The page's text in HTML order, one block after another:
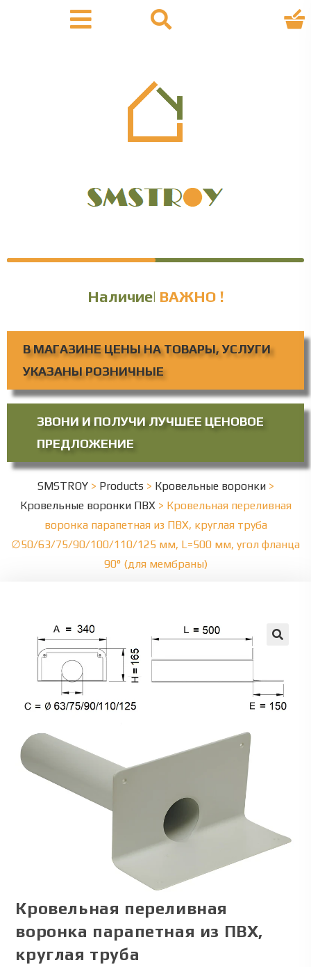
Наличие уточняй ВАЖНО !
В МАГАЗИНЕ ЦЕНЫ НА ТОВАРЫ, УСЛУГИ
УКАЗАНЫ РОЗНИЧНЫЕ
ЗВОНИ И ПОЛУЧИ ЛУЧШЕЕ ЦЕНОВОЕ
ПРЕДЛОЖЕНИЕ
SMSTROY> Products> Кровельные воронки>
Кровельные воронки ПВХ> Кровельная переливная
воронка парапетная из ПВХ, круглая труба
∅50/63/75/90/100/110/125 мм, L=500 мм, угол фланца
90° (для мембраны)
Кровельная переливная
воронка парапетная из ПВХ,
круглая труба